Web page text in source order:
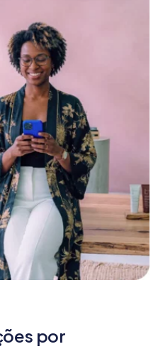
por